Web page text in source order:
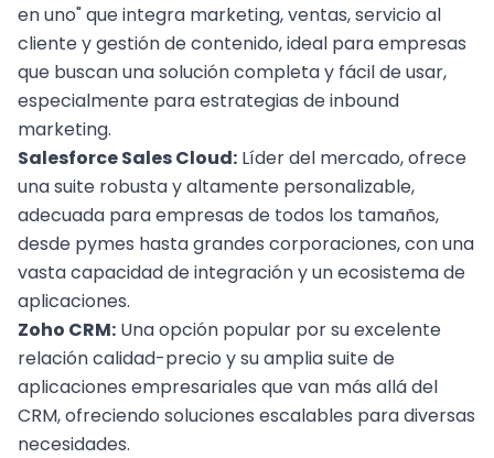
en uno" que integra marketing, ventas, servicio al
cliente y gestión de contenido, ideal para empresas
que buscan una solución completa y fácil de usar,
especialmente para estrategias deinbound
marketing.
Salesforce Sales Cloud: Líder del mercado, ofrece
una suite robusta y altamente personalizable,
adecuada para empresas de todos los tamaños,
desde pymes hasta grandes corporaciones, con una
vasta capacidad de integración y un ecosistema de
aplicaciones.
Zoho CRM: Una opción popular por su excelente
relación calidad-precio y su amplia suite de
aplicaciones empresariales que van más allá del
CRM, ofreciendo soluciones escalables para diversas
necesidades.